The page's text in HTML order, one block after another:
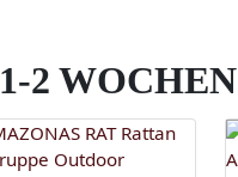
1-2 WOCHEN